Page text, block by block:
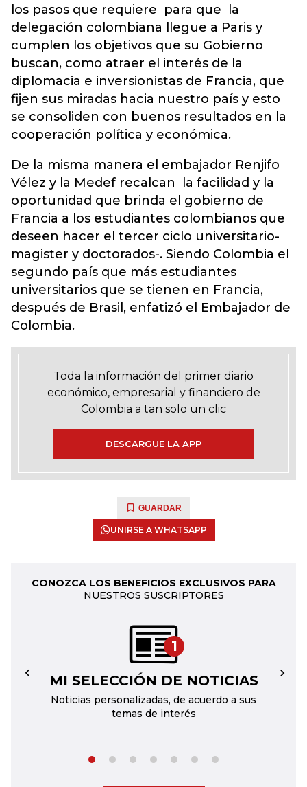
los pasos que requiere para que la
delegación colombiana llegue a Paris y
cumplen los objetivos que su Gobierno
buscan, como atraer el interés de la
diplomacia e inversionistas de Francia, que
fijen sus miradas hacia nuestro país y esto
se consoliden con buenos resultados en la
cooperación política y económica.
De la misma manera el embajador Renjifo
Vélez y la Medef recalcan la facilidad y la
oportunidad que brinda el gobierno de
Francia a los estudiantes colombianos que
deseen hacer el tercer ciclo universitario-
magister y doctorados-. Siendo Colombia el
segundo país que más estudiantes
universitarios que se tienen en Francia,
después de Brasil, enfatizó el Embajador de
Colombia.
Toda la información del primer diario
económico, empresarial y financiero de
Colombia a tan solo un clic
DESCARGUE LA APP
GUARDAR
UNIRSE A WHATSAPP
CONOZCA LOS BENEFICIOS EXCLUSIVOS PARA
NUESTROS SUSCRIPTORES
1
MI SELECCIÓN DE NOTICIAS
Noticias personalizadas, de acuerdo a sus
temas de interés
← →